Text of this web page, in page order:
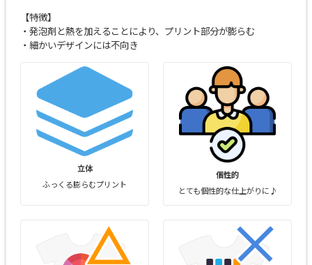
【特徴】
・発泡剤と熱を加えることにより、プリント部分が膨らむ
・細かいデザインには不向き
立体
ふっくる膨らむプリント
個性的
とても個性的な仕上がりに♪